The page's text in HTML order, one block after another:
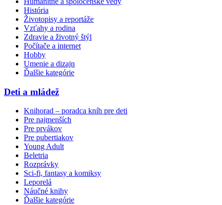
História
Životopisy a reportáže
Vzťahy a rodina
Zdravie a životný štýl
Počítače a internet
Hobby
Umenie a dizajn
Ďalšie kategórie
Deti a mládež
Knihorad – poradca kníh pre deti
Pre najmenších
Pre prvákov
Pre pubertiakov
Young Adult
Beletria
Rozprávky
Sci-fi, fantasy a komiksy
Leporelá
Náučné knihy
Ďalšie kategórie